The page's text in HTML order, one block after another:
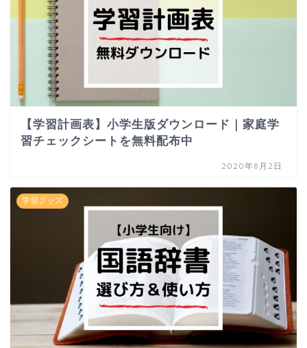
【学習計画表】小学生版ダウンロード｜家庭学
習チェックシートを無料配布中
2020年8月2日
学習グッズ